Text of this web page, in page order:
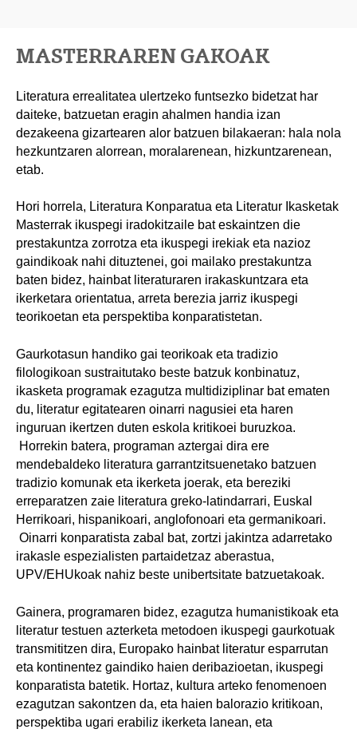
MASTERRAREN GAKOAK
Literatura errealitatea ulertzeko funtsezko bidetzat har
daiteke, batzuetan eragin ahalmen handia izan
dezakeena gizartearen alor batzuen bilakaeran: hala nola
hezkuntzaren alorrean, moralarenean, hizkuntzarenean,
etab.
Hori horrela, Literatura Konparatua eta Literatur Ikasketak
Masterrak ikuspegi iradokitzaile bat eskaintzen die
prestakuntza zorrotza eta ikuspegi irekiak eta nazioz
gaindikoak nahi dituztenei, goi mailako prestakuntza
baten bidez, hainbat literaturaren irakaskuntzara eta
ikerketara orientatua, arreta berezia jarriz ikuspegi
teorikoetan eta perspektiba konparatistetan.
Gaurkotasun handiko gai teorikoak eta tradizio
filologikoan sustraitutako beste batzuk konbinatuz,
ikasketa programak ezagutza multidiziplinar bat ematen
du, literatur egitatearen oinarri nagusiei eta haren
inguruan ikertzen duten eskola kritikoei buruzkoa.
Horrekin batera, programan aztergai dira ere
mendebaldeko literatura garrantzitsuenetako batzuen
tradizio komunak eta ikerketa joerak, eta bereziki
erreparatzen zaie literatura greko-latindarrari, Euskal
Herrikoari, hispanikoari, anglofonoari eta germanikoari.
Oinarri konparatista zabal bat, zortzi jakintza adarretako
irakasle espezialisten partaidetzaz aberastua,
UPV/EHUkoak nahiz beste unibertsitate batzuetakoak.
Gainera, programaren bidez, ezagutza humanistikoak eta
literatur testuen azterketa metodoen ikuspegi gaurkotuak
transmititzen dira, Europako hainbat literatur esparrutan
eta kontinentez gaindiko haien deribazioetan, ikuspegi
konparatista batetik. Hortaz, kultura arteko fenomenoen
ezagutzan sakontzen da, eta haien balorazio kritikoan,
perspektiba ugari erabiliz ikerketa lanean, eta